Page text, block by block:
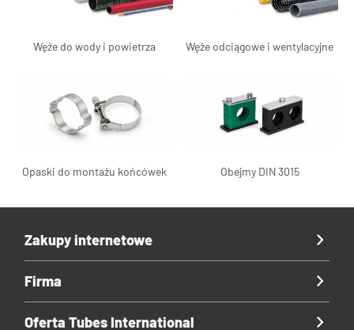
Węże do wody i powietrza Węże odciągowe i wentylacyjne
Opaski do montażu końcówek Obejmy DIN 3015
Zakupy internetowe
Firma
Oferta Tubes International